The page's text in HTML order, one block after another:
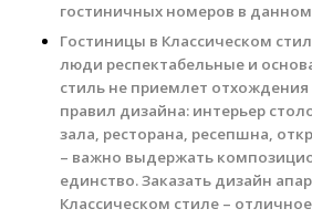
гостиничных номеров в данном
Гостиницы в Классическом
люди респектабельные и
стиль не приемлет
правил дизайна: интерьер
зала, ресторана, ресепшна,
– важно выдержать
единство. Заказать дизайн
Классическом стиле –